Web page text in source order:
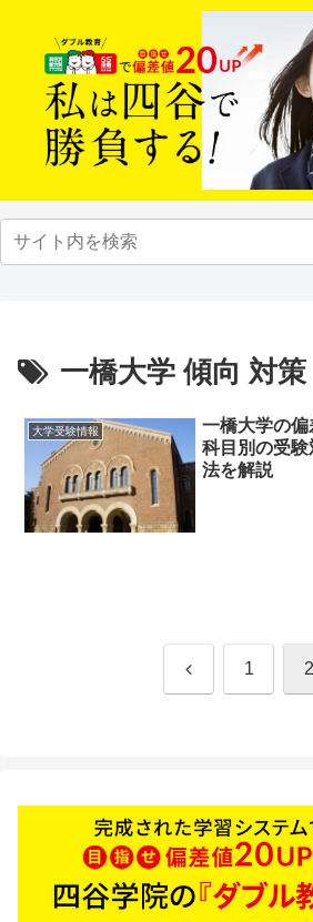
一橋大学 傾向 対策
大学受験情報
一橋大学の
科目別の受
法を解説
前 1 2